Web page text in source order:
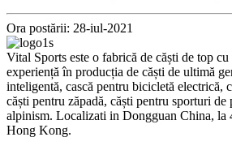
Ora postării: 28-iul-2021
Vital Sports este o fabrică de căști de top cu
experiență în producția de căști de ultimă
inteligentă, cască pentru bicicletă electrică,
căști pentru zăpadă, căști pentru sporturi de
alpinism. Localizati in Dongguan China, la
Hong Kong.